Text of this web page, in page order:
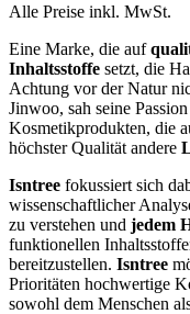
Alle Preise inkl. MwSt.
Eine Marke, die auf
Inhaltsstoffe setzt, die
Achtung vor der Natur
Jinwoo, sah seine
Kosmetikprodukten, die
höchster Qualität andere
Isntree fokussiert sich
wissenschaftlicher
zu verstehen und jedem
funktionellen
bereitzustellen. Isntree
Prioritäten hochwertige
sowohl dem Menschen